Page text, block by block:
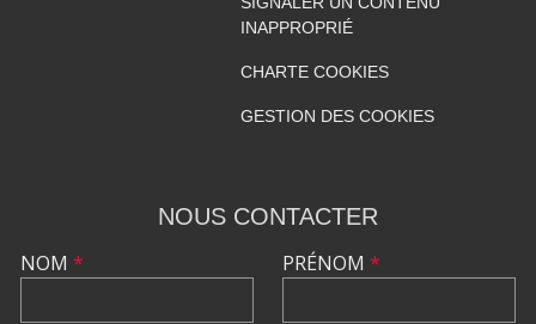
INAPPROPRIÉ
CHARTE COOKIES
GESTION DES COOKIES
NOUS CONTACTER
NOM * PRÉNOM *